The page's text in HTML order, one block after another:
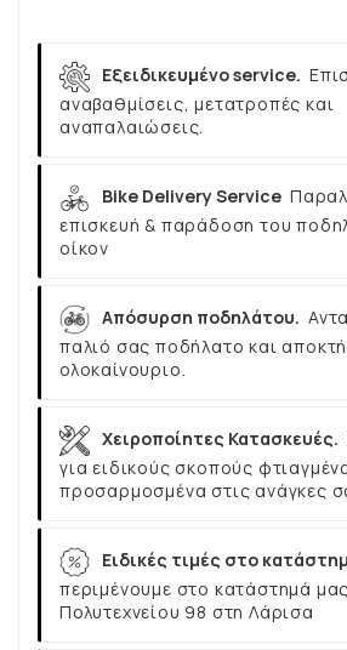
Εξειδικευμένο service.
αναβαθμίσεις, μετατροπές και
αναπαλαιώσεις.
Bike Delivery Service
επισκευή & παράδοση του
οίκον
Απόσυρση ποδηλάτου.
παλιό σας ποδήλατο και
ολοκαίνουριο.
Χειροποίητες Κατασκευές.
για ειδικούς σκοπούς
προσαρμοσμένα στις ανάγκες
Ειδικές τιμές στο
περιμένουμε στο κατάστημά
Πολυτεχνείου 98 στη Λάρισα